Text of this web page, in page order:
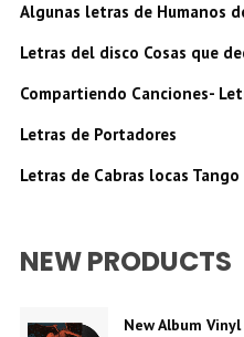
Algunas letras de Humanos
Letras del disco Cosas que
Compartiendo Canciones-
Letras de Portadores
Letras de Cabras locas Tango
NEW PRODUCTS
New Album Vinyl